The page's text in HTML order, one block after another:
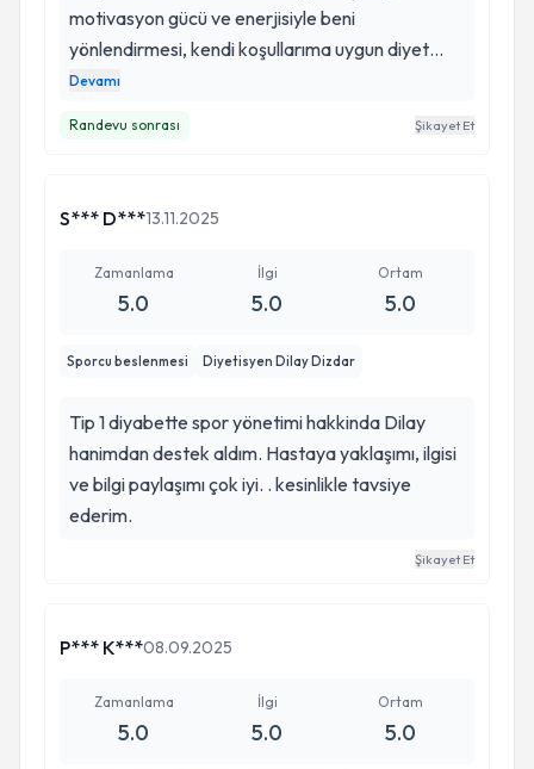
motivasyon gücü ve enerjisiyle beni
yönlendirmesi, kendi koşullarıma uygun diyet
listeleri oluşturmasi, zamanında düzenli
Devamı
Randevu sonrası Şikayet Et
S*** D***13.11.2025
Zamanlama
5.0
İlgi
5.0
Ortam
5.0
Sporcu beslenmesi Diyetisyen Dilay Dizdar
Tip 1 diyabette spor yönetimi hakkinda Dilay
hanimdan destek aldım. Hastaya yaklaşımı, ilgisi
ve bilgi paylaşımı çok iyi. . kesinlikle tavsiye
ederim.
Şikayet Et
P*** K***08.09.2025
Zamanlama
5.0
İlgi
5.0
Ortam
5.0